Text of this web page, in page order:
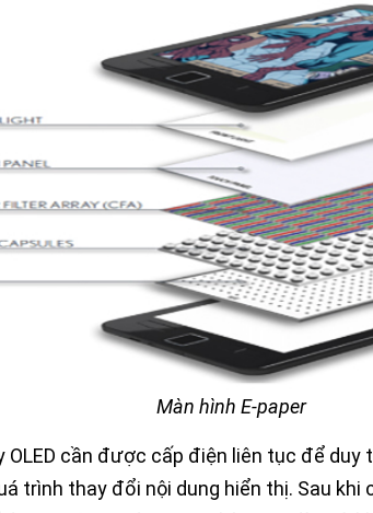
Màn hình E-paper
OLED cần được cấp điện liên tục để duy
trình thay đổi nội dung hiển thị. Sau